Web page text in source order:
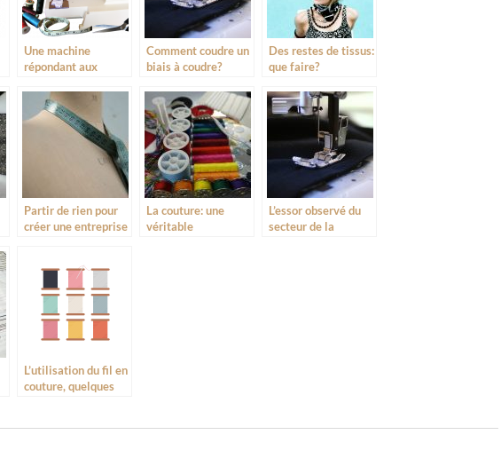
Une machine
répondant aux
besoins de son
utilisateur
Comment coudre un
biais à coudre?
Des restes de tissus:
que faire?
Partir de rien pour
créer une entreprise
La couture: une
véritable
L’essor observé du
secteur de la
L’utilisation du fil en
couture, quelques